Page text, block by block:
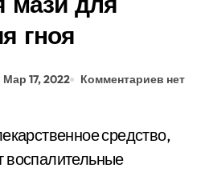
гноя
Мар 17, 2022 Комментариев нет
воспалительные